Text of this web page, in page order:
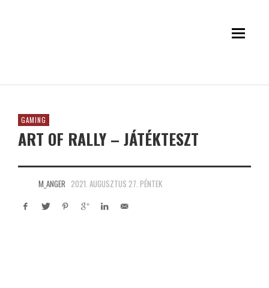
GAMING
ART OF RALLY – JÁTÉKTESZT
M_ANGER 2021. AUGUSZTUS 27. PÉNTEK